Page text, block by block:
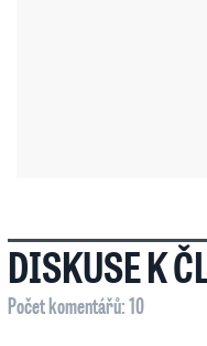
DISKUSE K
Počet komentářů: 10